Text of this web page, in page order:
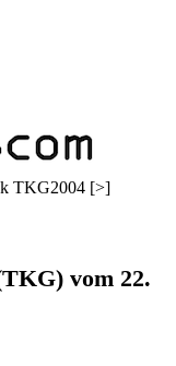
TKG2004 [>]
vom 22.